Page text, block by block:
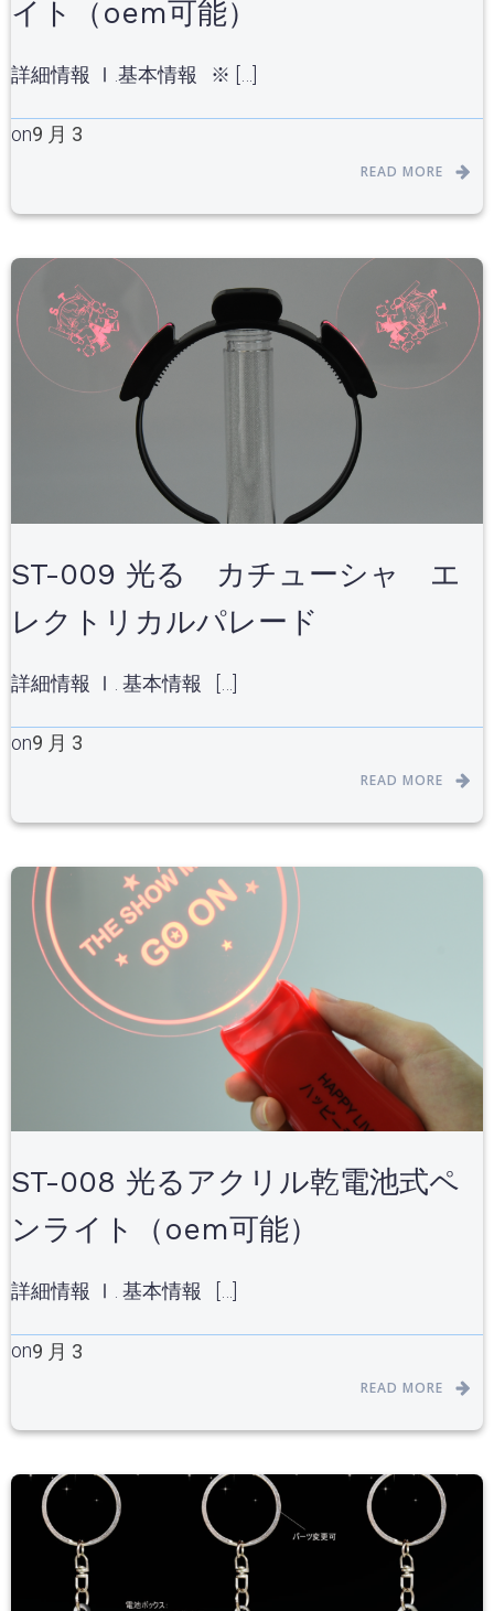
イト（oem可能）
詳細情報 Ⅰ.基本情報 ※ […]
on9 月 3
READ MORE
ST-009 光る カチューシャ エ
レクトリカルパレード
詳細情報 Ⅰ. 基本情報 […]
on9 月 3
READ MORE
ST-008 光るアクリル乾電池式ペ
ンライト（oem可能）
詳細情報 Ⅰ. 基本情報 […]
on9 月 3
READ MORE